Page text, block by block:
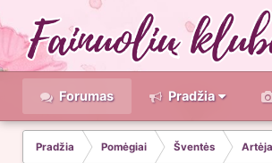
Forumas Pradžia
Pradžia Pomėgiai Šventės